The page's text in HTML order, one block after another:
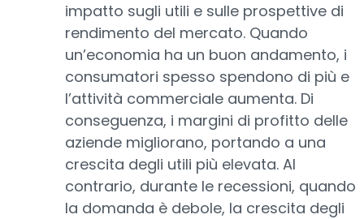
impatto sugli utili e sulle prospettive di
rendimento del mercato. Quando
un’economia ha un buon andamento, i
consumatori spesso spendono di più e
l’attività commerciale aumenta. Di
conseguenza, i margini di profitto delle
aziende migliorano, portando a una
crescita degli utili più elevata. Al
contrario, durante le recessioni, quando
la domanda è debole, la crescita degli